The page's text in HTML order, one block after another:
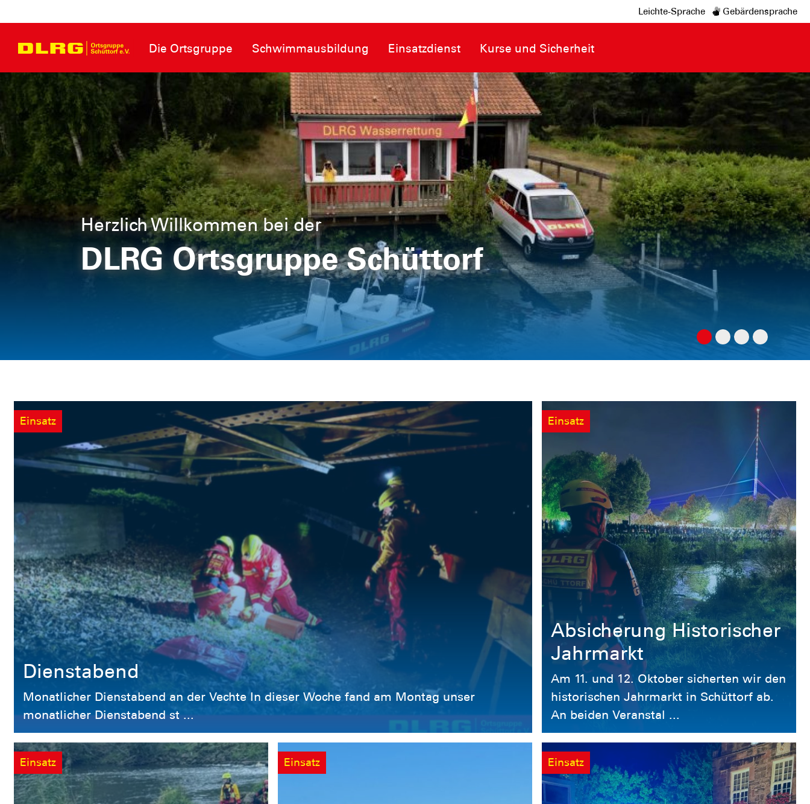
Leichte-Sprache Gebärdensprache
Die Ortsgruppe Schwimmausbildung Einsatzdienst Kurse und Sicherheit
Jede Unterstützung zählt
Deine Spende rettet Leben
Einsatz
Dienstabend
Monatlicher Dienstabend an der Vechte In dieser Woche fand am Montag unser
monatlicher Dienstabend st ...
Einsatz
Absicherung Historischer
Jahrmarkt
Am 11. und 12. Oktober sicherten wir den
historischen Jahrmarkt in Schüttorf ab.
An beiden Veranstal ...
Einsatz Einsatz Einsatz